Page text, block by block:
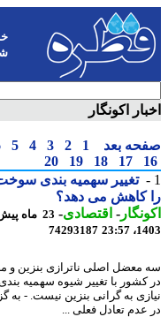
-
اکونگار
بعد 1
2
3
4
5
6
17
18
19
20
تغییر سهمیه بندی سوخت
کاهش می دهد؟
-اقتصادی-
74293187
اصلی ناترازی بنزین و مصرف
با تغییر شیوه سهمیه بندی
به گرانی بنزین نیست. - به
تعادل فعلی ...